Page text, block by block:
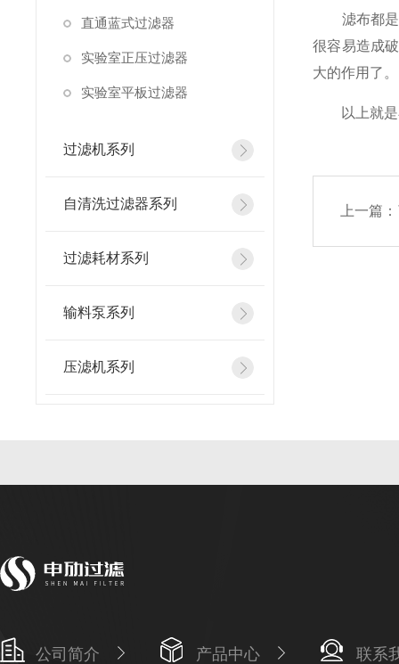
直通蓝式过滤器
实验室正压过滤器
实验室平板过滤器
过滤机系列
自清洗过滤器系列
过滤耗材系列
输料泵系列
压滤机系列
滤布都是由
很容易造成
大的作用了。
以上就是小
上一篇：
公司简介 产品中心 联系